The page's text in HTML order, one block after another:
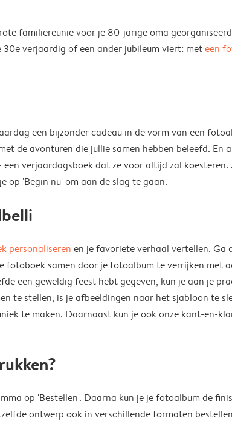
familiereünie voor je 80-jarige oma
verjaardig of een ander jubileum viert: meteen
een bijzonder cadeau in de vorm van een
de avonturen die jullie samen hebben beleefd.
verjaardagsboek dat ze voor altijd zal
op 'Begin nu' om aan de slag te gaan.
personaliseren en je favoriete verhaal vertellen. Ga
samen door je fotoalbum te verrijken met
een geweldig feest hebt gegeven, kun je aan je
te stellen, is je afbeeldingen naar het sjabloon te
te maken. Daarnaast kun je ook onze kant-en-
op 'Bestellen'. Daarna kun je je fotoalbum de
ontwerp ook in verschillende formaten